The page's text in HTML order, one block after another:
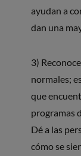
ayudan a
dan una
3)
normales;
que
programas
Dé a las
cómo se